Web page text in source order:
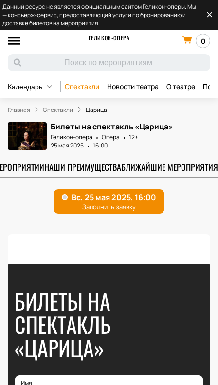
Данный ресурс не является официальным сайтом Геликон-оперы. Мы
— консьерж-сервис, предоставляющий услуги по бронированию и
доставке билетов на мероприятия.
ГЕЛИКОН-ОПЕРА
0
Календарь Спектакли Новости театра О театре
Главная Спектакли Царица
Билеты на спектакль «Царица»
Геликон-опера Опера
12+
25 мая 2025
16:00
НАШИ ПРЕИМУЩЕСТВАБЛИЖАЙШИЕ МЕРОПРИЯТИЯ
БИЛЕТЫ НА
СПЕКТАКЛЬ
«ЦАРИЦА»
Имя